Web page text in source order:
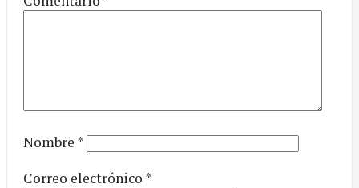
Nombre *
Correo electrónico *